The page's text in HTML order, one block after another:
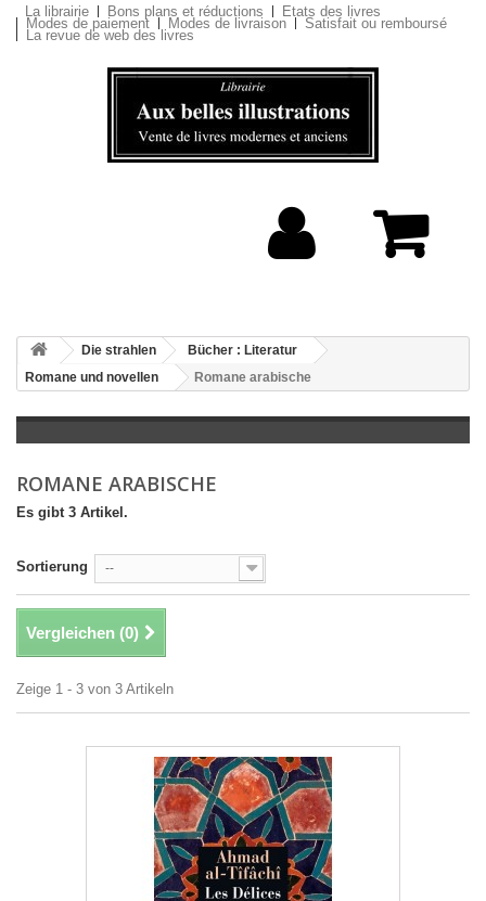
La librairie Bons plans et réductions Etats des livres
Modes de paiement Modes de livraison Satisfait ou remboursé
La revue de web des livres
Die strahlen
Bücher : Literatur
Romane und novellen
Romane arabische
ROMANE ARABISCHE
Es gibt 3 Artikel.
Sortierung --
Vergleichen (0)
Zeige 1 - 3 von 3 Artikeln